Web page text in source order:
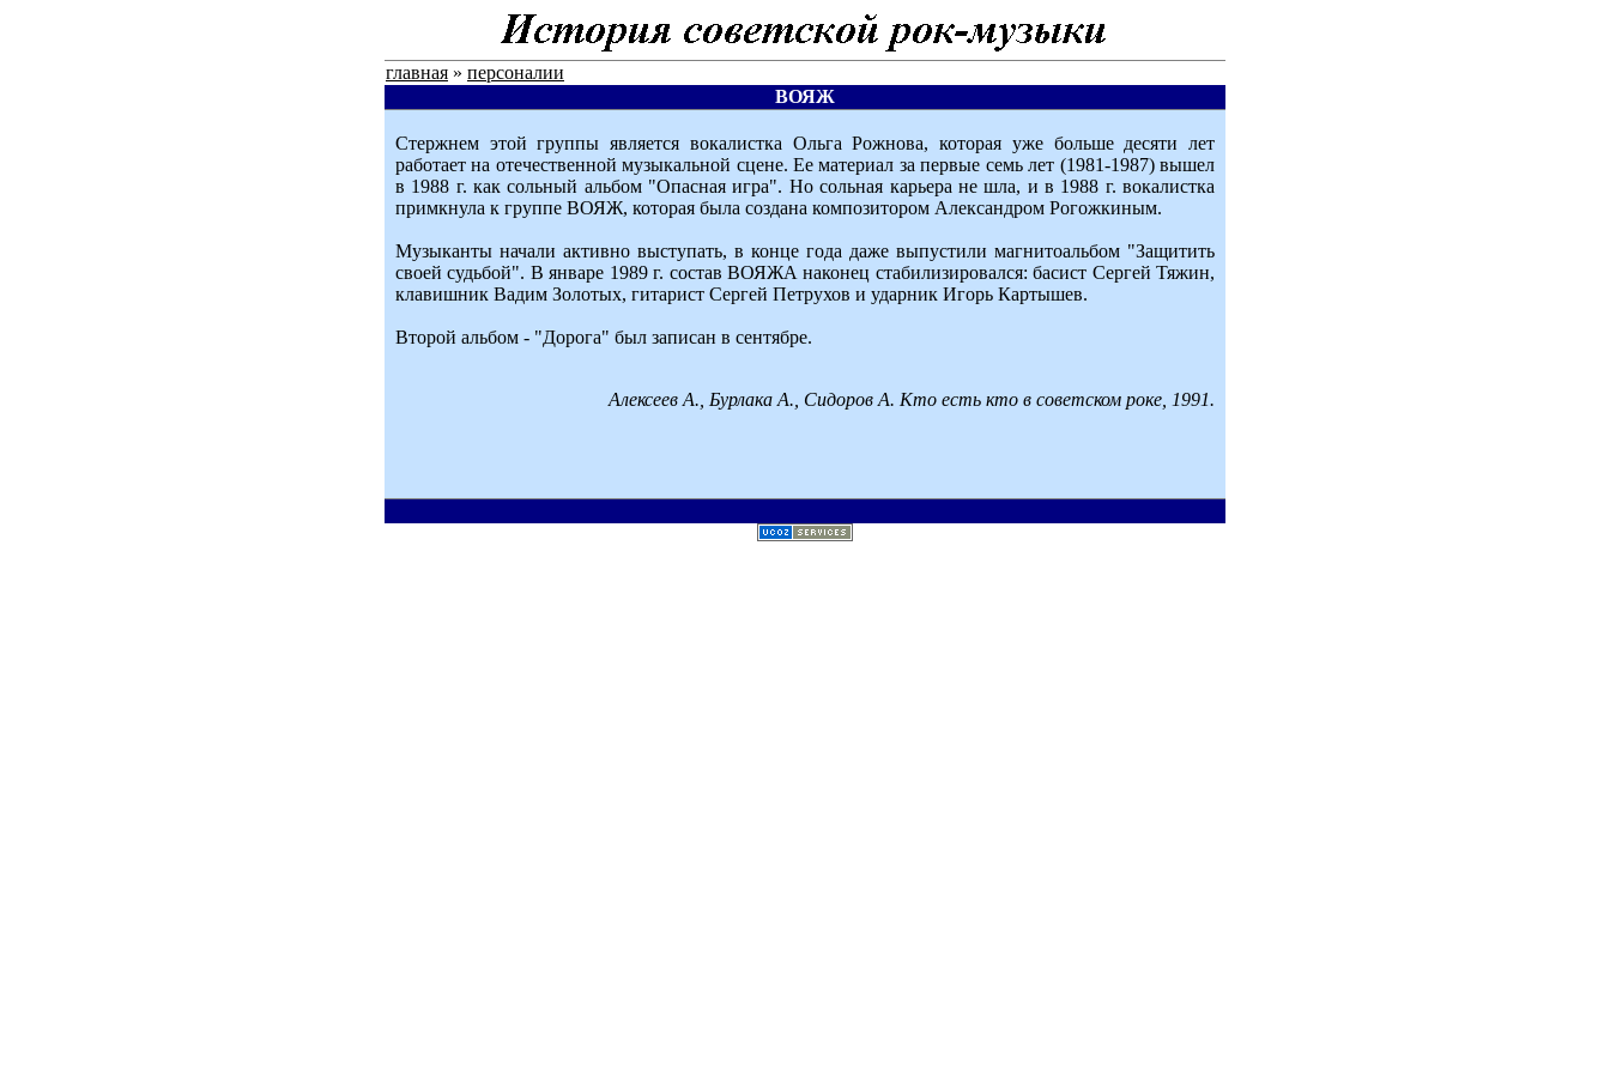
главная » персоналии
ВОЯЖ
Стержнем этой группы является вокалистка Ольга Рожнова, которая уже больше десяти лет
работает на отечественной музыкальной сцене. Ее материал за первые семь лет (1981-1987) вышел
в 1988 г. как сольный альбом "Опасная игра". Но сольная карьера не шла, и в 1988 г. вокалистка
примкнула к группе ВОЯЖ, которая была создана композитором Александром Рогожкиным.
Музыканты начали активно выступать, в конце года даже выпустили магнитоальбом "Защитить
своей судьбой". В январе 1989 г. состав ВОЯЖА наконец стабилизировался: басист Сергей Тяжин,
клавишник Вадим Золотых, гитарист Сергей Петрухов и ударник Игорь Картышев.
Второй альбом - "Дорога" был записан в сентябре.
Алексеев А., Бурлака А., Сидоров А. Кто есть кто в советском роке, 1991.